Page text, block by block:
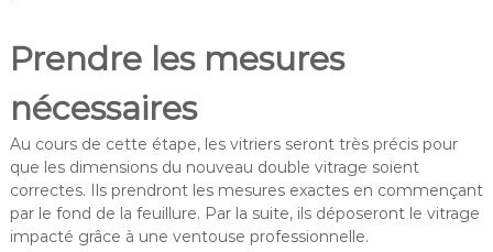
Prendre les mesures
nécessaires
Au cours de cette étape, les vitriers seront très précis pour
que les dimensions du nouveau double vitrage soient
correctes. Ils prendront les mesures exactes en commençant
par le fond de la feuillure. Par la suite, ils déposeront le vitrage
impacté grâce à une ventouse professionnelle.